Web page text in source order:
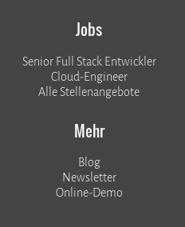
Jobs
Senior Full Stack Entwickler
Cloud-Engineer
Alle Stellenangebote
Mehr
Blog
Newsletter
Online-Demo